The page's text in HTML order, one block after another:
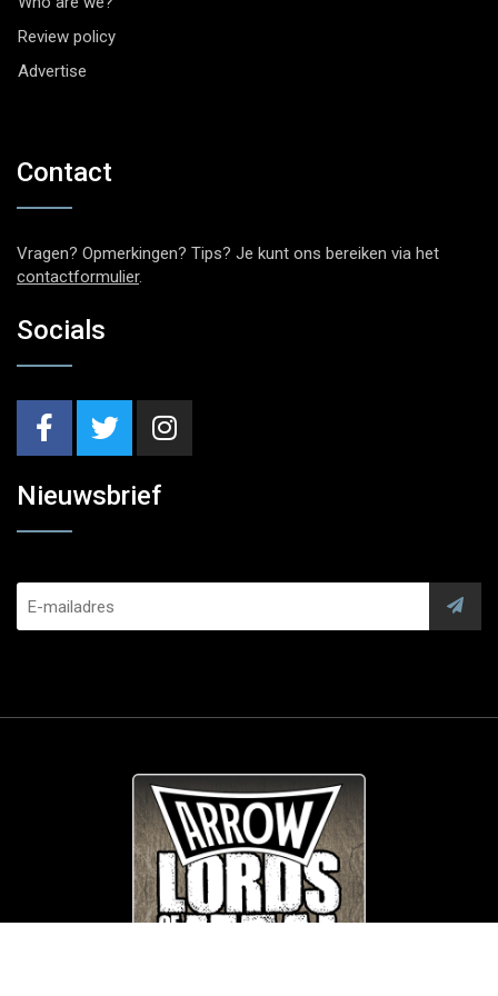
Review policy
Advertise
Contact
Vragen? Opmerkingen? Tips? Je kunt ons bereiken via het
contactformulier.
Socials
Nieuwsbrief